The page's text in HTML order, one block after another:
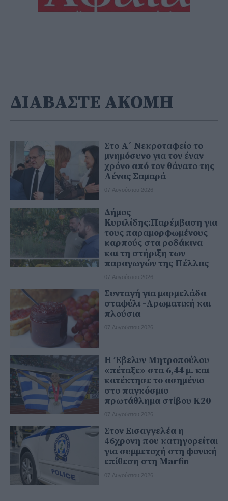
ΔΙΑΒΑΣΤΕ ΑΚΟΜΗ
Στο Α΄ Νεκροταφείο το
μνημόσυνο για τον έναν
χρόνο από τον θάνατο της
Λένας Σαμαρά
07 Αυγούστου 2026
Δήμος
Κυριλίδης:Παρέμβαση για
τους παραμορφωμένους
καρπούς στα ροδάκινα
και τη στήριξη των
παραγωγών της Πέλλας
07 Αυγούστου 2026
Συνταγή για μαρμελάδα
σταφύλι -Αρωματική και
πλούσια
07 Αυγούστου 2026
Η Έβελυν Μητροπούλου
«πέταξε» στα 6,44 μ. και
κατέκτησε το ασημένιο
στο παγκόσμιο
πρωτάθλημα στίβου Κ20
07 Αυγούστου 2026
Στον Εισαγγελέα η
46χρονη που κατηγορείται
για συμμετοχή στη φονική
επίθεση στη Marfin
07 Αυγούστου 2026